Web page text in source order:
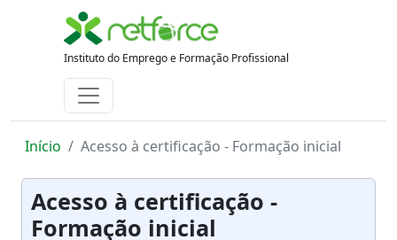
Instituto do Emprego e Formação Profissional
Início Acesso à certificação - Formação inicial
Acesso à certificação -
Formação inicial